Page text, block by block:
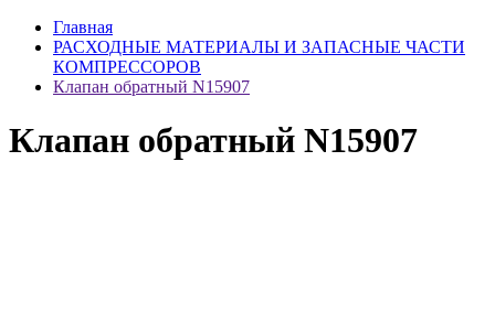
Главная
РАСХОДНЫЕ МАТЕРИАЛЫ И ЗАПАСНЫЕ ЧАСТИ
КОМПРЕССОРОВ
Клапан обратный N15907
Клапан обратный N15907